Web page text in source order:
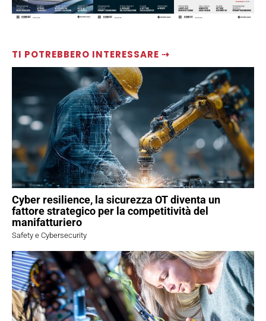
TI POTREBBERO INTERESSARE ⇢
Cyber resilience, la sicurezza OT diventa un
fattore strategico per la competitività del
manifatturiero
Safety e Cybersecurity